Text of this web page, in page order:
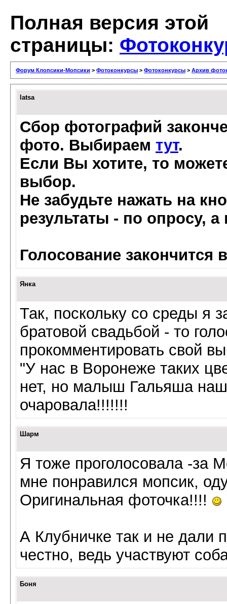
Полная версия этой
страницы:
Форум Клопсики-Мопсики > Фотоконкурсы > Фотоконкурсы > Архив
latsa
Сбор фотографий
фото. Выбираем тут.
Если Вы хотите, то
выбор.
Не забудьте нажать на
результаты - по опросу,
Голосование закончится
Янка
Так, поскольку со среды я
братовой свадьбой - то
прокомментировать свой
"У нас в Воронеже таких
нет, но малыш Гальяша
очаровала!!!!!!!
Шарм
Я тоже проголосовала -за
мне понравился мопсик,
Оригинальная фоточка!!!!
А Клубничке так и не дали
честно, ведь участвуют
Боня